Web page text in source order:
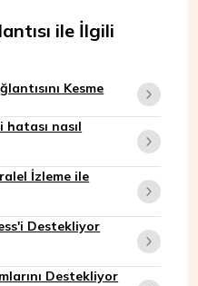
ile İlgili
Kesme
nasıl
İzleme ile
Destekliyor
Destekliyor